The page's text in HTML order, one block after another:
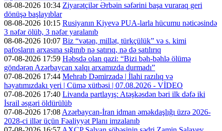
08-08-2026 10:34 Ziyarətçilər Ərbəin səfərini başa vuraraq geri
dönüşə başlayıblar
08-08-2026 10:15 Rusiyanın Kiyevə PUA-larla hücumu nəticəsində
3 nəfər ölüb, 3 nəfər yaralanıb
08-08-2026 10:07 Biz “vətən, millət, türkçülük” və s. kimi
pafosların arxasına sığınıb nə satırıq, nə də satılırıq
07-08-2026 17:59 Həbsdə olan qazi: “Bizi bəh-bəhlə ölümə
göndərən Azərbaycan xalqı arxamızda durmadı”
07-08-2026 17:44 Mehrab Dəmirzadə | İlahi razılıq və
həyatımızdakı yeri | Cümə xütbəsi | 07.08.2026 - VİDEO
07-08-2026 17:40 Livanda partlayış: Atəşkəsdən bəri ilk dəfə iki
İsrail əsgəri öldürülüb
07-08-2026 17:08 Azərbaycan-İran idman əməkdaşlığı üzrə 2026-
2028-ci illər üçün Fəaliyyət Planı imzalanıb